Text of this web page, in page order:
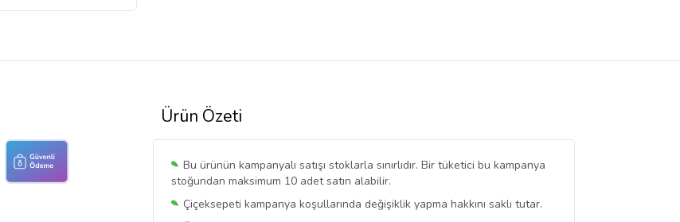
Ürün Özeti
Bu ürünün kampanyalı satışı stoklarla sınırlıdır. Bir tüketici bu kampanya
stoğundan maksimum 10 adet satın alabilir.
Çiçeksepeti kampanya koşullarında değişiklik yapma hakkını saklı tutar.